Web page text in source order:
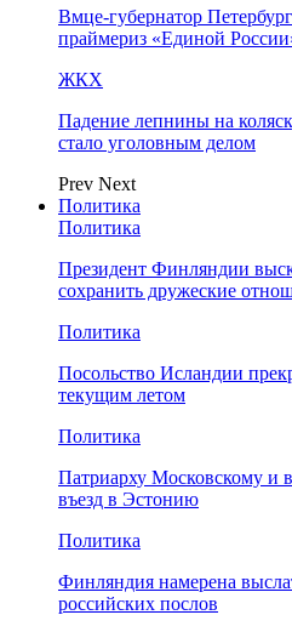
Вмце-губернатор
праймериз «Единой
ЖКХ
Падение лепнины на
стало уголовным делом
Prev Next
Политика
Политика
Президент Финляндии
сохранить дружеские
Политика
Посольство Исландии
текущим летом
Политика
Патриарху Московскому и
въезд в Эстонию
Политика
Финляндия намерена
российских послов